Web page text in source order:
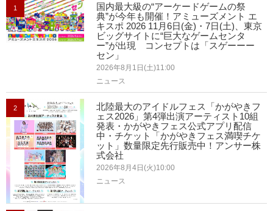
1
国内最大級の“アーケードゲームの祭
典”が今年も開催！アミューズメント エ
キスポ 2026 11月6日(金)・7日(土)、東京
ビッグサイトに“巨大なゲームセンタ
ー”が出現 コンセプトは「スゲーーー
セン」
2026年8月1日(土)11:00
ニュース
2
北陸最大のアイドルフェス「かがやきフ
ェス2026」第4弾出演アーティスト10組
発表・かがやきフェス公式アプリ配信
中・チケット「かがやきフェス満喫チケ
ット」数量限定先行販売中！アンサー株
式会社
2026年8月4日(火)10:00
ニュース